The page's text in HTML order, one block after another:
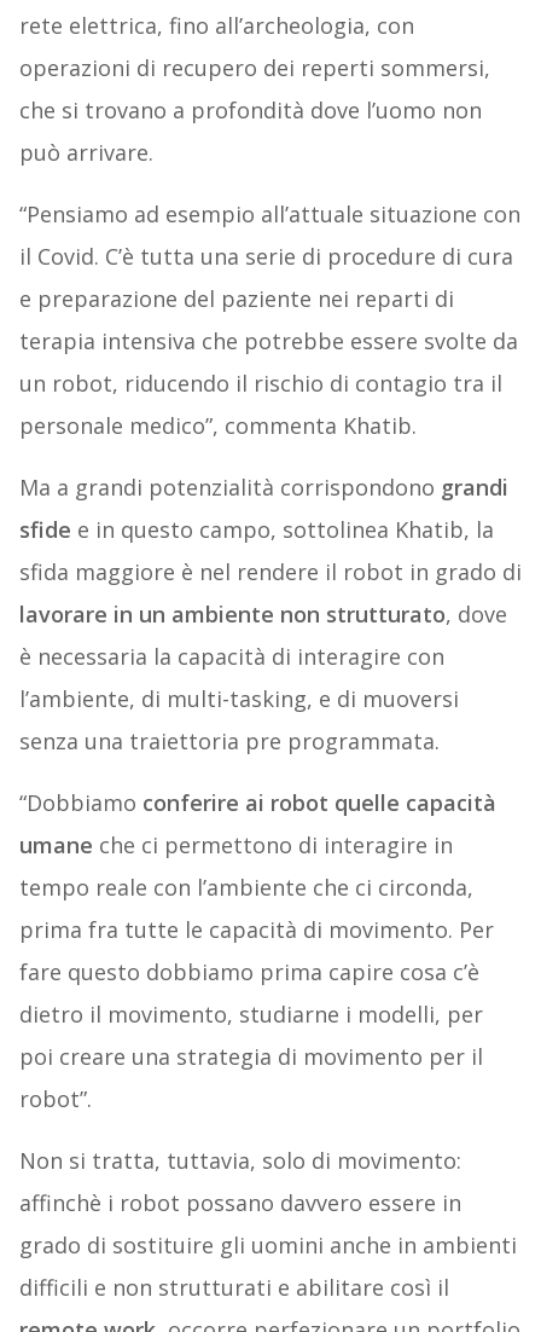
rete elettrica, fino all’archeologia, con
operazioni di recupero dei reperti sommersi,
che si trovano a profondità dove l’uomo non
può arrivare.
“Pensiamo ad esempio all’attuale situazione con
il Covid. C’è tutta una serie di procedure di cura
e preparazione del paziente nei reparti di
terapia intensiva che potrebbe essere svolte da
un robot, riducendo il rischio di contagio tra il
personale medico”, commenta Khatib.
Ma a grandi potenzialità corrispondono grandi
sfide e in questo campo, sottolinea Khatib, la
sfida maggiore è nel rendere il robot in grado di
lavorare in un ambiente non strutturato, dove
è necessaria la capacità di interagire con
l’ambiente, di multi-tasking, e di muoversi
senza una traiettoria pre programmata.
“Dobbiamo conferire ai robot quelle capacità
umane che ci permettono di interagire in
tempo reale con l’ambiente che ci circonda,
prima fra tutte le capacità di movimento. Per
fare questo dobbiamo prima capire cosa c’è
dietro il movimento, studiarne i modelli, per
poi creare una strategia di movimento per il
robot”.
Non si tratta, tuttavia, solo di movimento:
affinchè i robot possano davvero essere in
grado di sostituire gli uomini anche in ambienti
difficili e non strutturati e abilitare così il